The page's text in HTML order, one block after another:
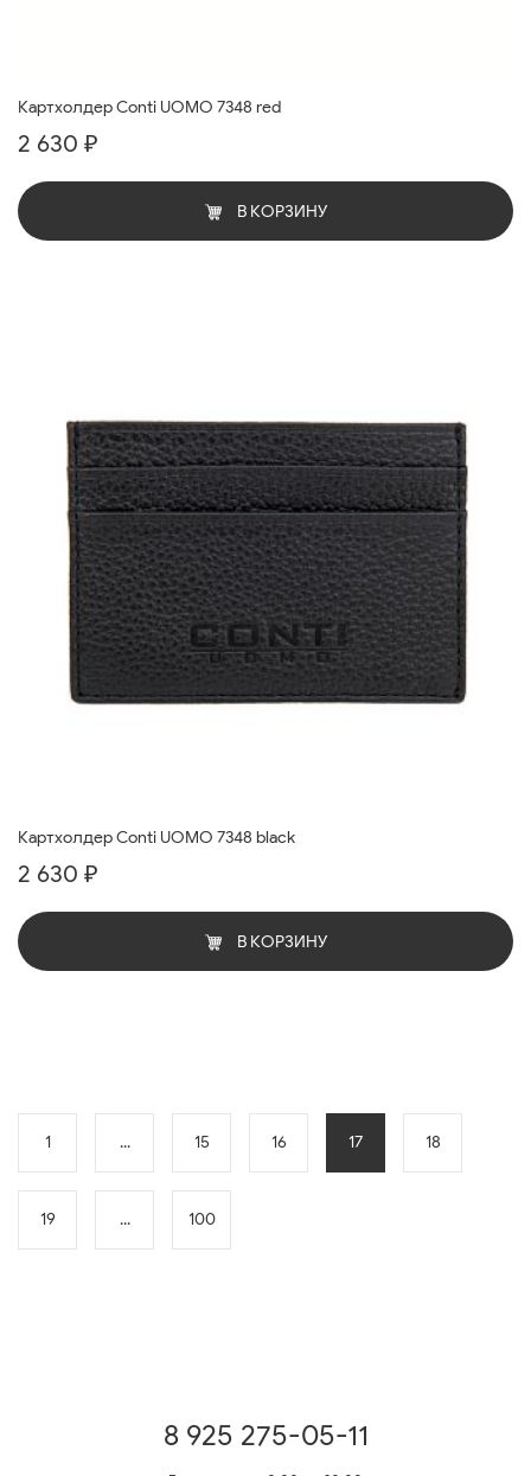
Картхолдер Conti UOMO 7348 red
2 630 ₽
В КОРЗИНУ
Картхолдер Conti UOMO 7348 black
2 630 ₽
В КОРЗИНУ
1 ... 15 16 17 18
19 ... 100
8 925 275-05-11